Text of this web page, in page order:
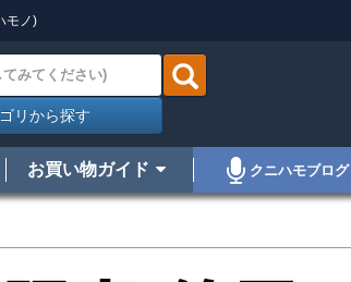
モノ)
リから探す
お買い物ガイド クニハモブログ